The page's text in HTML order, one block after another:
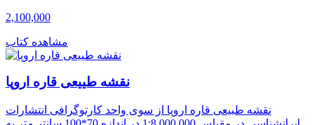
2,100,000
مشاهده کتاب
نقشه طییعی قاره اروپا
نقشه طبیعی قاره اروپا از سوی واحد کارتوگرافی انتشارات